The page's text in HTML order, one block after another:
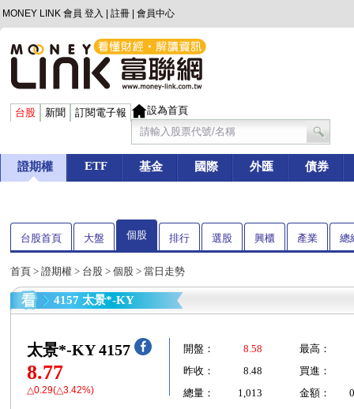
MONEY LINK 會員 登入 註冊 會員中心
台股 新聞 訂閱電子報 設為首頁
證期權 ETF 基金 國際 外匯 債券
台股首頁 大盤 個股 排行 選股 興櫃 產業 總
首頁 > 證期權 > 台股 > 個股 > 當日走勢
4157 太景*-KY
太景*-KY 4157
8.77
△0.29(△3.42%)
開盤： 8.58
最高：
昨收：
8.48
買進：
總量：
1,013 金額：